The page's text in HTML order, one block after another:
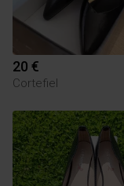
20 €
Cortefiel